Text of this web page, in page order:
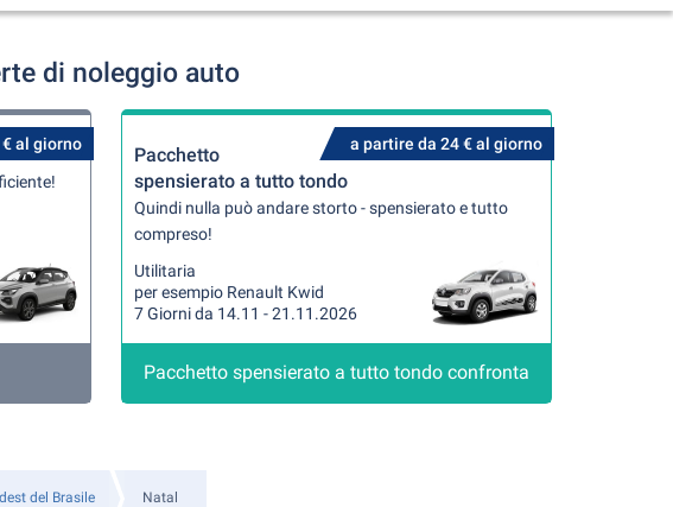
di noleggio auto
al giorno a partire da 24 € al giorno
Pacchetto
spensierato a tutto tondo
Quindi nulla può andare storto - spensierato e tutto
compreso!
Utilitaria
per esempio Renault Kwid
7 Giorni da 14.11 - 21.11.2026
Pacchetto spensierato a tutto tondo confronta
del Brasile Natal